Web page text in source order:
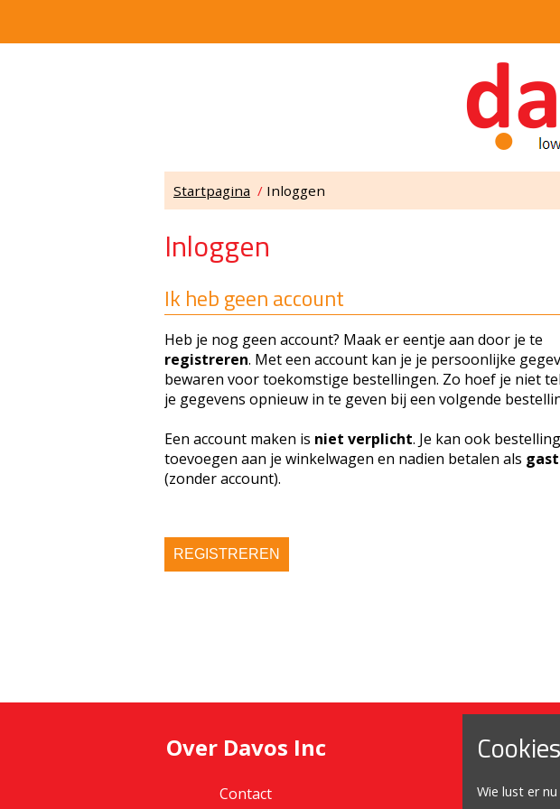
Cookies
Wie lust er
Startpagina / Inloggen
Inloggen
Ik heb geen account
Heb je nog geen account? Maak er eentje aan door je te
registreren. Met een account kan je je persoonlijke
bewaren voor toekomstige bestellingen. Zo hoef je niet
je gegevens opnieuw in te geven bij een volgende
Een account maken is niet verplicht. Je kan ook
toevoegen aan je winkelwagen en nadien betalen als gast
(zonder account).
REGISTREREN
Over Davos Inc
Contact